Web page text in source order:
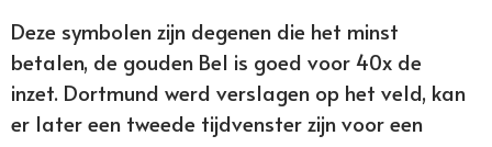
Deze symbolen zijn degenen die het minst
betalen, de gouden Bel is goed voor 40x de
inzet. Dortmund werd verslagen op het veld, kan
er later een tweede tijdvenster zijn voor een